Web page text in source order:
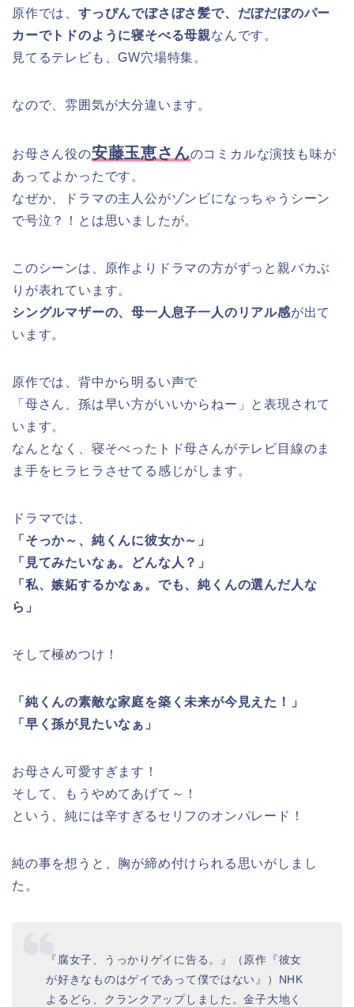
原作では、 すっぴんでぼさぼさ髪で、だぼだぼのパー
カーでトドのように寝そべる母親なんです。
見てるテレビも、GW穴場特集。
なので、雰囲気が大分違います。
お母さん役の安藤玉恵さんのコミカルな演技も味が
あってよかったです。
なぜか、ドラマの主人公がゾンビになっちゃうシーン
で号泣？！とは思いましたが。
このシーンは、原作よりドラマの方がずっと親バカぶ
りが表れています。
シングルマザーの、母一人息子一人のリアル感が出て
います。
原作では、背中から明るい声で
「母さん、孫は早い方がいいからねー」と表現されて
います。
なんとなく、寝そべったトド母さんがテレビ目線のま
ま手をヒラヒラさせてる感じがします。
ドラマでは、
「そっか～、純くんに彼女か～」
「見てみたいなぁ。どんな人？」
「私、嫉妬するかなぁ。でも、純くんの選んだ人な
ら」
そして極めつけ！
「純くんの素敵な家庭を築く未来が今見えた！」
「早く孫が見たいなぁ」
お母さん可愛すぎます！
そして、もうやめてあげて～！
という、純には辛すぎるセリフのオンパレード！
純の事を想うと、胸が締め付けられる思いがしまし
た。
『腐女子、うっかりゲイに告る。』（原作『彼女
が好きなものはゲイであって僕ではない』）NHK
よるどら、クランクアップしました。金子大地く